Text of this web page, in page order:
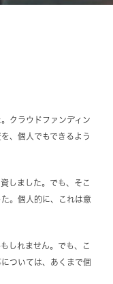
クラウドファンディン
、個人でもできるよう
しました。でも、そこ
。個人的に、これは意
しれません。でも、こ
ついては、あくまで個